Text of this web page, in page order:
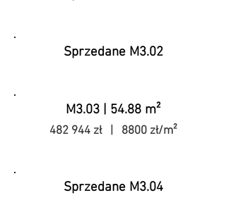
Sprzedane M3.02
M3.03 | 54.88 m²
482 944 zł | 8800 zł/m²
Sprzedane M3.04